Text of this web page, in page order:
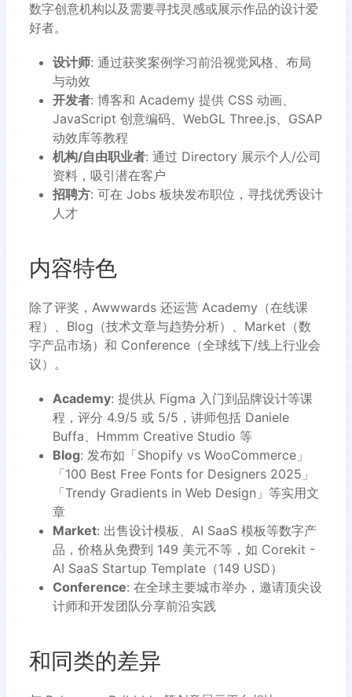
数字创意机构以及需要寻找灵感或展示作品的设计爱
好者。
设计师: 通过获奖案例学习前沿视觉风格、布局
与动效
开发者: 博客和 Academy 提供 CSS 动画、
JavaScript 创意编码、WebGL Three.js、GSAP
动效库等教程
机构/自由职业者: 通过 Directory 展示个人/公司
资料，吸引潜在客户
招聘方: 可在 Jobs 板块发布职位，寻找优秀设计
人才
内容特色
除了评奖，Awwwards 还运营 Academy（在线课
程）、Blog（技术文章与趋势分析）、Market（数
字产品市场）和 Conference（全球线下/线上行业会
议）。
Academy: 提供从 Figma 入门到品牌设计等课
程，评分 4.9/5 或 5/5，讲师包括 Daniele
Buffa、Hmmm Creative Studio 等
Blog: 发布如「Shopify vs WooCommerce」
「100 Best Free Fonts for Designers 2025」
「Trendy Gradients in Web Design」等实用文
章
Market: 出售设计模板、AI SaaS 模板等数字产
品，价格从免费到 149 美元不等，如 Corekit -
AI SaaS Startup Template（149 USD）
Conference: 在全球主要城市举办，邀请顶尖设
计师和开发团队分享前沿实践
和同类的差异